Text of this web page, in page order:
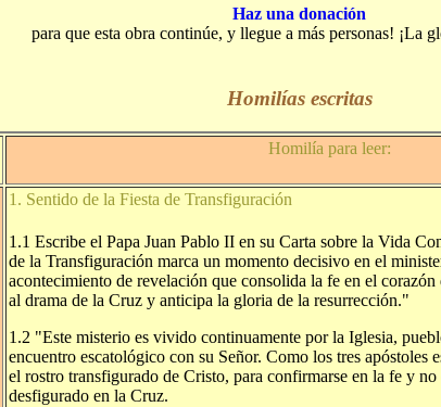
Haz una donación
para que esta obra continúe, y llegue a más personas! ¡La
Homilías escritas
Homilía para leer:
1. Sentido de la Fiesta de Transfiguración
1.1 Escribe el Papa Juan Pablo II en su Carta sobre la Vida
de la Transfiguración marca un momento decisivo en el
acontecimiento de revelación que consolida la fe en el
al drama de la Cruz y anticipa la gloria de la resurrección."
1.2 "Este misterio es vivido continuamente por la Iglesia,
encuentro escatológico con su Señor. Como los tres apóstoles
el rostro transfigurado de Cristo, para confirmarse en la fe y no
desfigurado en la Cruz.